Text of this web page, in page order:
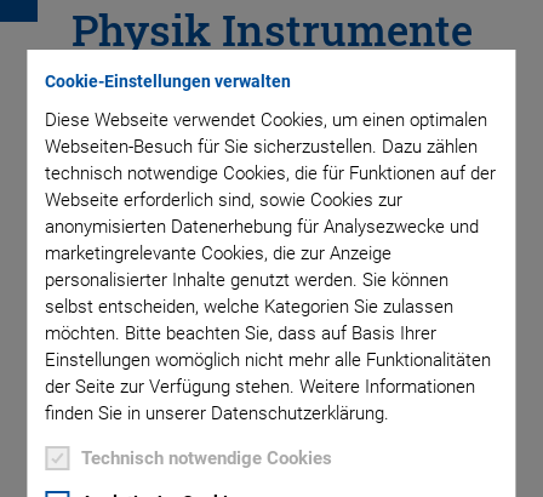
Cookie-Einstellungen verwalten
Diese Webseite verwendet Cookies, um einen optimalen
Webseiten-Besuch für Sie sicherzustellen. Dazu zählen
technisch notwendige Cookies, die für Funktionen auf der
Webseite erforderlich sind, sowie Cookies zur
anonymisierten Datenerhebung für Analysezwecke und
marketingrelevante Cookies, die zur Anzeige
personalisierter Inhalte genutzt werden. Sie können
selbst entscheiden, welche Kategorien Sie zulassen
möchten. Bitte beachten Sie, dass auf Basis Ihrer
Einstellungen womöglich nicht mehr alle Funktionalitäten
der Seite zur Verfügung stehen. Weitere Informationen
finden Sie in unserer Datenschutzerklärung.
Technisch notwendige Cookies
Physik Instrumente
(PI) entwickelt
hochdynamische
Ausgleichskinematik
für den Flugzeugbau
Im Rahmen der Internationalen Luft- und
Raumfahrtausstellung ILA Berlin im Juni präsentierte
Forschungsprojekts LuFo VI-1: ADMAS (Advanced
ü
c
k
ü
c
k
ü
c
k
ü
c
k